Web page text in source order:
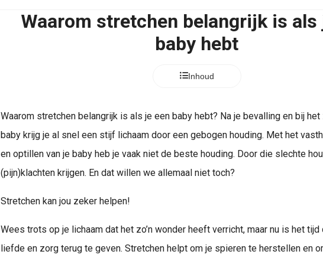
Waarom stretchen belangrijk is als
baby hebt
Inhoud
Waarom stretchen belangrijk is als je een baby hebt? Na je bevalling en bij
baby krijg je al snel een stijf lichaam door een gebogen houding. Met het
en optillen van je baby heb je vaak niet de beste houding. Door die slechte
(pijn)klachten krijgen. En dat willen we allemaal niet toch?
Stretchen kan jou zeker helpen!
Wees trots op je lichaam dat het zo’n wonder heeft verricht, maar nu is het tijd
liefde en zorg terug te geven. Stretchen helpt om je spieren te herstellen en